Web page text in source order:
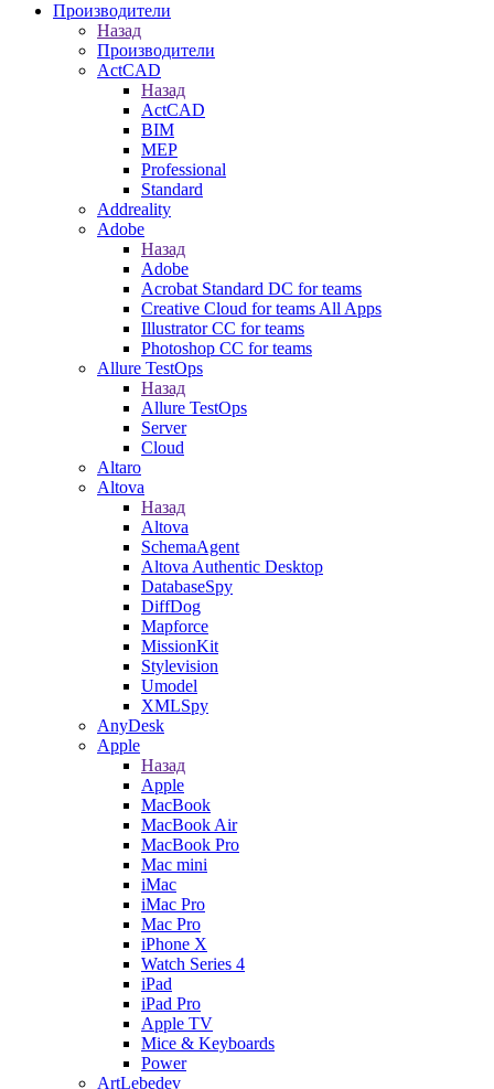
Производители
Назад
Производители
ActCAD
Назад
ActCAD
BIM
MEP
Professional
Standard
Addreality
Adobe
Назад
Adobe
Acrobat Standard DC for teams
Creative Cloud for teams All Apps
Illustrator CC for teams
Photoshop CC for teams
Allure TestOps
Назад
Allure TestOps
Server
Cloud
Altaro
Altova
Назад
Altova
SchemaAgent
Altova Authentic Desktop
DatabaseSpy
DiffDog
Mapforce
MissionKit
Stylevision
Umodel
XMLSpy
AnyDesk
Apple
Назад
Apple
MacBook
MacBook Air
MacBook Pro
Mac mini
iMac
iMac Pro
Mac Pro
iPhone X
Watch Series 4
iPad
iPad Pro
Apple TV
Mice & Keyboards
Power
ArtLebedev